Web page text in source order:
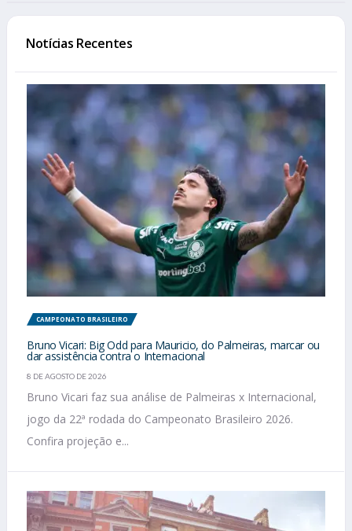
Notícias Recentes
CAMPEONATO BRASILEIRO
Bruno Vicari: Big Odd para Mauricio, do Palmeiras, marcar ou
dar assistência contra o Internacional
8 DE AGOSTO DE 2026
Bruno Vicari faz sua análise de Palmeiras x Internacional,
jogo da 22ª rodada do Campeonato Brasileiro 2026.
Confira projeção e...